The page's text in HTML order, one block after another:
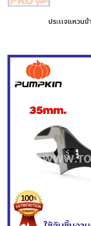
ประเเจแหวน